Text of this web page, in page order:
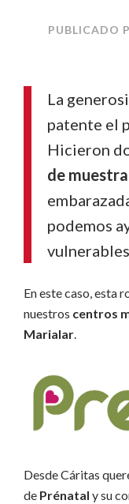
PUBLICADO
La
patente el
Hicieron
de
podemos
En este caso, esta
nuestros centros
Marialar.
Desde Cáritas
de Prénatal y su